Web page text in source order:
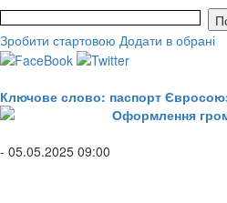
Зробити стартовою Додати в обрані
Ключове слово: паспорт
Оформлення
- 05.05.2025 09:00